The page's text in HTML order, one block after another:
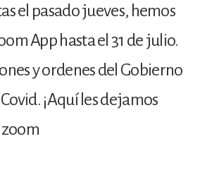
el pasado jueves, hemos
App hasta el 31 de julio.
y ordenes del Gobierno
¡Aquí les dejamos
zoom